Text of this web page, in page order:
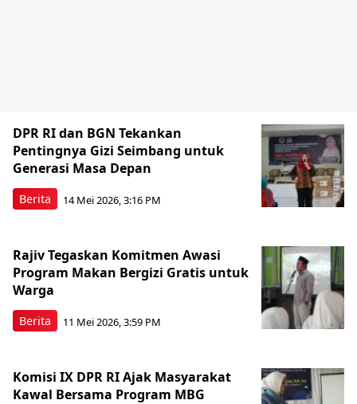
Berita
DPR RI dan BGN Tekankan
Pentingnya Gizi Seimbang untuk
Generasi Masa Depan
14 Mei 2026, 3:16 PM
Berita
Rajiv Tegaskan Komitmen Awasi
Program Makan Bergizi Gratis untuk
Warga
11 Mei 2026, 3:59 PM
Komisi IX DPR RI Ajak Masyarakat
Kawal Bersama Program MBG